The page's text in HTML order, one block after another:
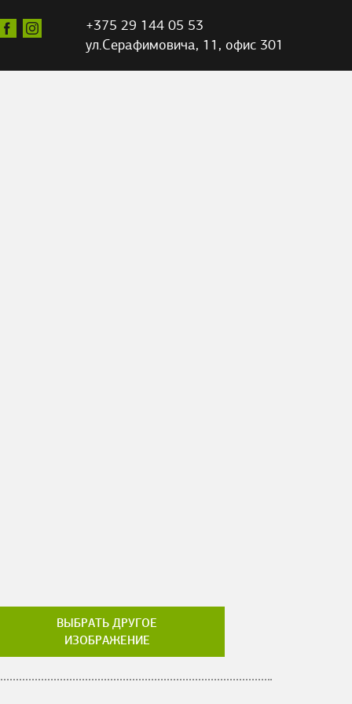
+375 29 144 05 53
ул.Серафимовича, 11, офис 301
ВЫБРАТЬ ДРУГОЕ
ИЗОБРАЖЕНИЕ